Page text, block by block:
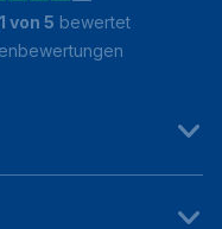
von 5 bewertet